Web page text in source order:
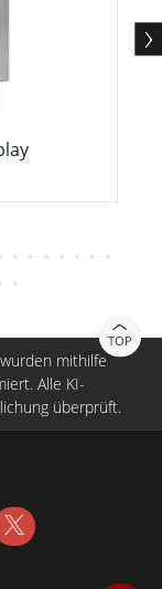
TOP
mithilfe
Alle KI-
überprüft.